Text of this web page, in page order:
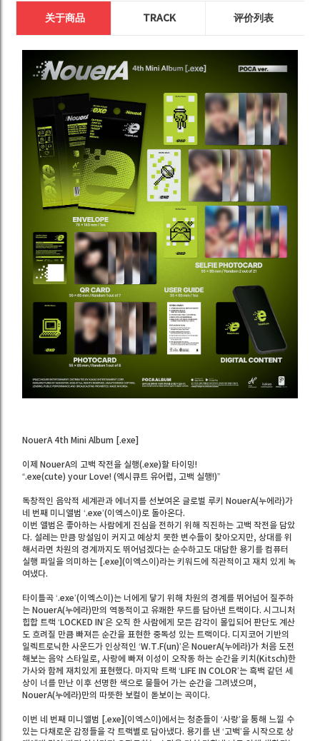
关于商品 TRACK 评价列表
NouerA 4th Mini Album [.exe]
이제 NouerA의 고백 작전을 실행(.exe)할 타이밍!
“.exe(cute) your Love! (엑시큐트 유어럽, 고백 실행!)”
독창적인 음악적 세계관과 에너지를 선보여온 글로벌 루키 NouerA(누에라)가
네 번째 미니앨범 ‘.exe’(이엑스이)로 돌아온다.
이번 앨범은 좋아하는 사람에게 진심을 전하기 위해 직진하는 고백 작전을 담았
다. 설레는 만큼 망설임이 커지고 예상치 못한 변수들이 찾아오지만, 상대를 위
해서라면 차원의 경계까지도 뛰어넘겠다는 순수하고도 대담한 용기를 컴퓨터
실행 파일을 의미하는 [.exe](이엑스이)라는 키워드에 직관적이고 재치 있게 녹
여냈다.
타이틀곡 ‘.exe’(이엑스이)는 너에게 닿기 위해 차원의 경계를 뛰어넘어 질주하
는 NouerA(누에라)만의 역동적이고 유쾌한 무드를 담아낸 트랙이다. 시그니처
힙합 트랙 ‘LOCKED IN’은 오직 한 사람에게 모든 감각이 몰입되어 판단도 계산
도 흐려질 만큼 빠져든 순간을 표현한 중독성 있는 트랙이다. 디지코어 기반의
일렉트로닉한 사운드가 인상적인 ‘W.T.F(un)’은 NouerA(누에라)가 처음 도전
해보는 음악 스타일로, 사랑에 빠져 이성이 오작동 하는 순간을 키치(Kitsch)한
가사와 함께 재치있게 표현했다. 마지막 트랙 ‘LIFE IN COLOR’는 흑백 같던 세
상이 너를 만난 이후 선명한 색으로 물들어 가는 순간을 그려냈으며,
NouerA(누에라)만의 따뜻한 보컬이 돋보이는 곡이다.
이번 네 번째 미니앨범 [.exe](이엑스이)에서는 청춘들이 ‘사랑’을 통해 느낄 수
있는 다채로운 감정들을 각 트랙별로 담아냈다. 용기를 낸 ‘고백’을 시작으로 상